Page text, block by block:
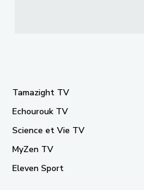
Tamazight TV
Echourouk TV
Science et Vie TV
MyZen TV
Eleven Sport